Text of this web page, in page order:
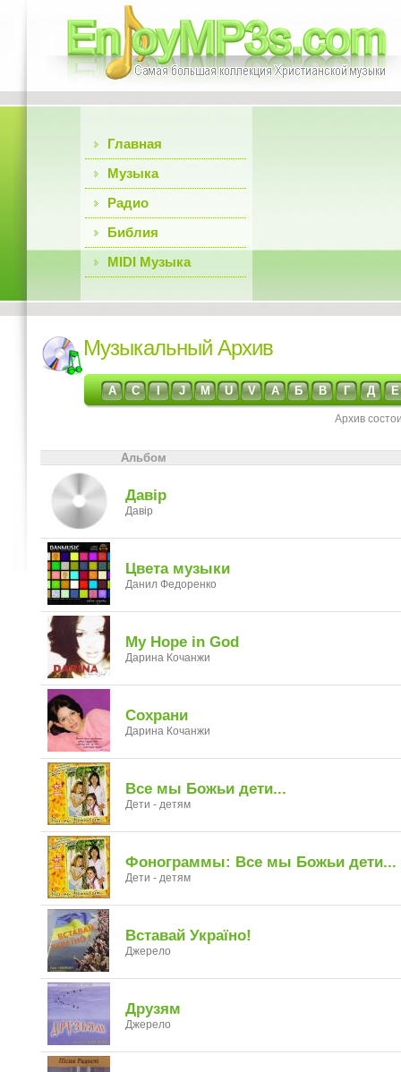
Главная
Музыка
Радио
Библия
MIDI Музыка
Музыкальный Архив
A C I J M U V А Б В Г Д Е
Архив
Альбом
Давір
Давір
Цвета музыки
Данил Федоренко
My Hope in God
Дарина Кочанжи
Сохрани
Дарина Кочанжи
Все мы Божьи дети...
Дети - детям
Фонограммы: Все мы Божьи дети...
Дети - детям
Вставай Україно!
Джерело
Друзям
Джерело